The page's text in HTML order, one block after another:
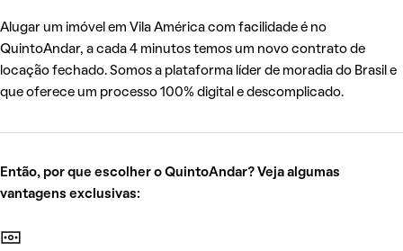
Alugar um imóvel em Vila América com facilidade é no
QuintoAndar, a cada 4 minutos temos um novo contrato de
locação fechado. Somos a plataforma líder de moradia do Brasil e
que oferece um processo 100% digital e descomplicado.
Então, por que escolher o QuintoAndar? Veja algumas
vantagens exclusivas: